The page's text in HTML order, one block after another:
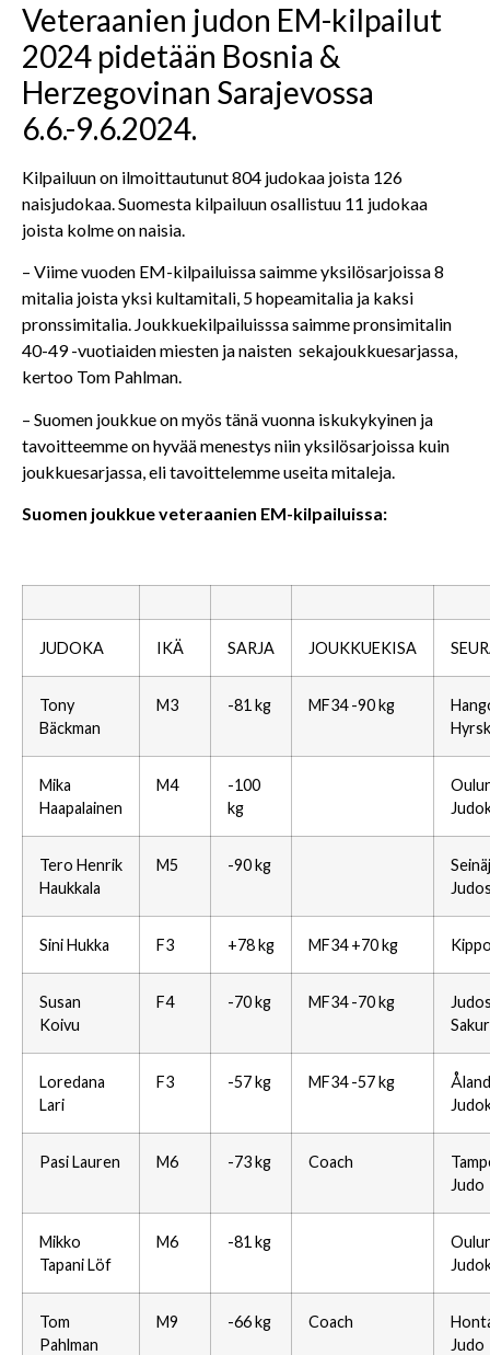
Veteraanien judon EM-kilpailut
2024 pidetään Bosnia &
Herzegovinan Sarajevossa
6.6.-9.6.2024.
Kilpailuun on ilmoittautunut 804 judokaa joista 126
naisjudokaa. Suomesta kilpailuun osallistuu 11 judokaa
joista kolme on naisia.
– Viime vuoden EM-kilpailuissa saimme yksilösarjoissa 8
mitalia joista yksi kultamitali, 5 hopeamitalia ja kaksi
pronssimitalia. Joukkuekilpailuisssa saimme pronsimitalin
40-49 -vuotiaiden miesten ja naisten sekajoukkuesarjassa,
kertoo Tom Pahlman.
– Suomen joukkue on myös tänä vuonna iskukykyinen ja
tavoitteemme on hyvää menestys niin yksilösarjoissa kuin
joukkuesarjassa, eli tavoittelemme useita mitaleja.
Suomen joukkue veteraanien EM-kilpailuissa:
JUDOKA IKÄ SARJA JOUKKUEKISA
Tony
Bäckman
M3 -81 kg MF34 -90 kg
Mika
Haapalainen
M4
-100
kg
Tero Henrik
Haukkala
M5 -90 kg
Sini Hukka F3 +78 kg MF34 +70 kg
Susan
Koivu
F4 -70 kg MF34 -70 kg
Loredana
Lari
F3 -57 kg MF34 -57 kg
Pasi Lauren M6 -73 kg Coach
Judo
Mikko
Tapani Löf
M6 -81 kg
Tom
Pahlman
M9 -66 kg Coach
Judo